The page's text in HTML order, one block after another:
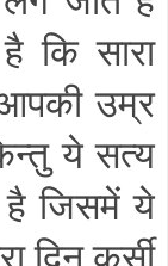
कि सारा
उम्र
ये सत्य
है जिसमें ये